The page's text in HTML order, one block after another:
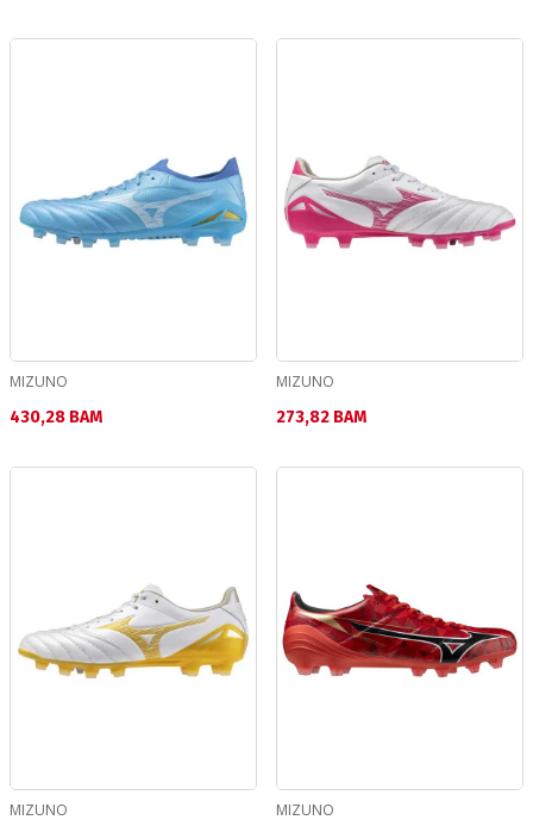
MIZUNO
Текуща цена:
430,28 BAM
MIZUNO
Текуща цена:
273,82 BAM
MIZUNO MIZUNO